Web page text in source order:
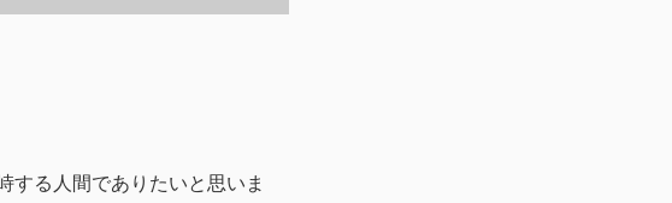
する人間でありたいと思いま